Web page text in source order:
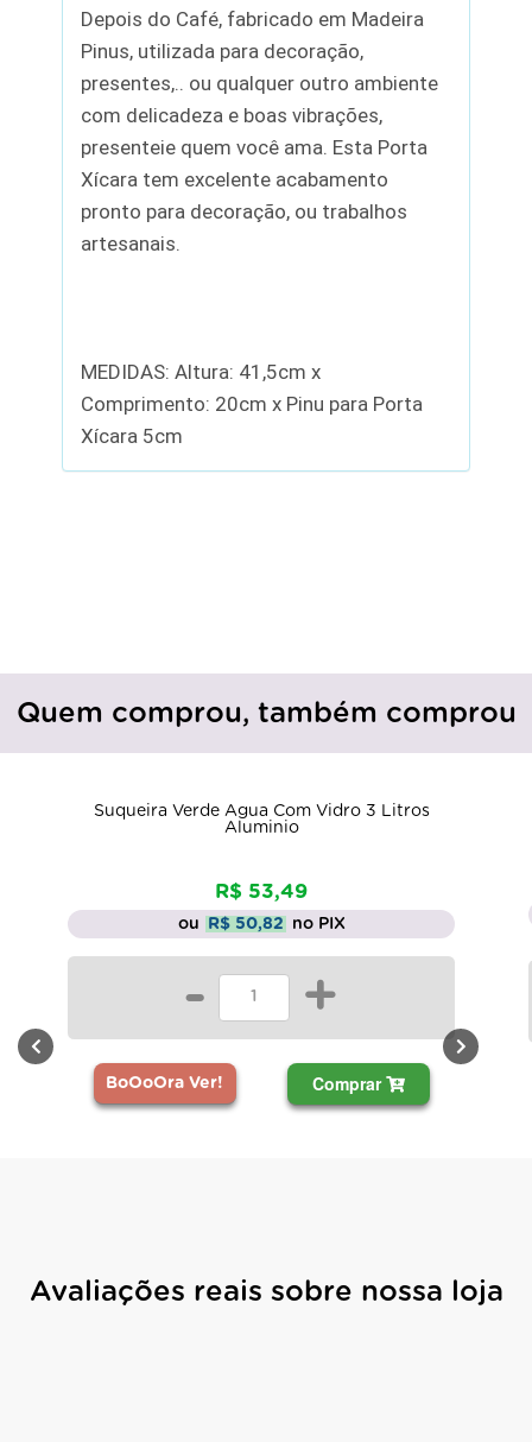
Depois do Café, fabricado em Madeira
Pinus, utilizada para decoração,
presentes,.. ou qualquer outro ambiente
com delicadeza e boas vibrações,
presenteie quem você ama. Esta Porta
Xícara tem excelente acabamento
pronto para decoração, ou trabalhos
artesanais.
MEDIDAS: Altura: 41,5cm x
Comprimento: 20cm x Pinu para Porta
Xícara 5cm
Quem comprou, também comprou
Suqueira Verde Agua Com Vidro 3 Litros
Aluminio
R$ 53,49
ou R$ 50,82 no PIX
- +
BoOoOra Ver! Comprar
Avaliações reais sobre nossa loja